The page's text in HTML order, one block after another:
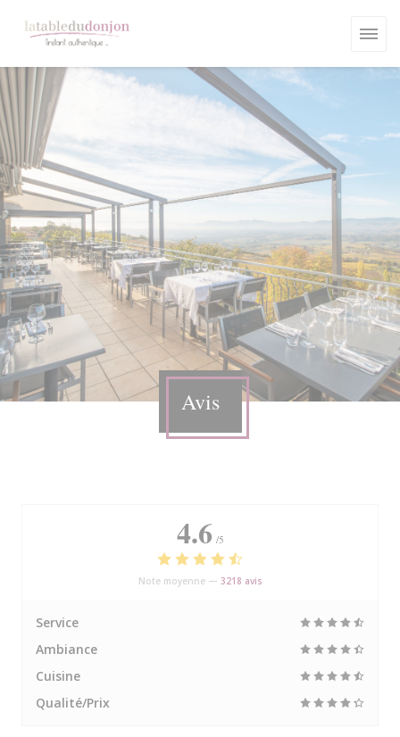
Avis
4.6 /5
Note moyenne — 3218 avis
Service
Ambiance
Cuisine
Qualité/Prix